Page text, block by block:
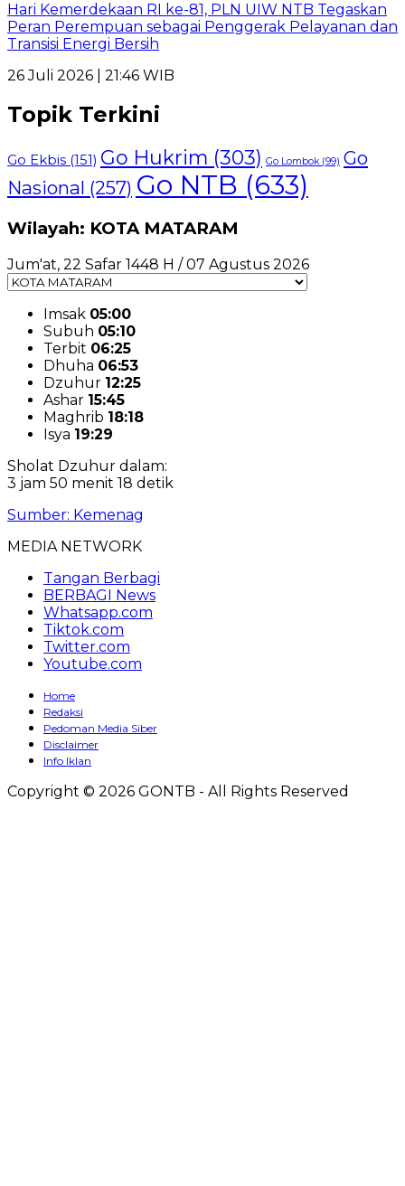
Hari Kemerdekaan RI ke-81, PLN UIW NTB Tegaskan
Peran Perempuan sebagai Penggerak Pelayanan dan
Transisi Energi Bersih
26 Juli 2026 | 21:46 WIB
Topik Terkini
Go Ekbis (151) Go Hukrim (303) Go Lombok(99) Go
Nasional (257) Go NTB (633)
Wilayah: KOTA MATARAM
Jum'at, 22 Safar 1448 H / 07 Agustus 2026
Imsak 05:00
Subuh 05:10
Terbit 06:25
Dhuha 06:53
Dzuhur 12:25
Ashar 15:45
Maghrib 18:18
Isya 19:29
Sholat Dzuhur dalam:
3 jam 50 menit 17 detik
Sumber: Kemenag
MEDIA NETWORK
Tangan Berbagi
BERBAGI News
Whatsapp.com
Tiktok.com
Twitter.com
Youtube.com
Home
Redaksi
Pedoman Media Siber
Disclaimer
Info Iklan
Copyright © 2026 GONTB - All Rights Reserved